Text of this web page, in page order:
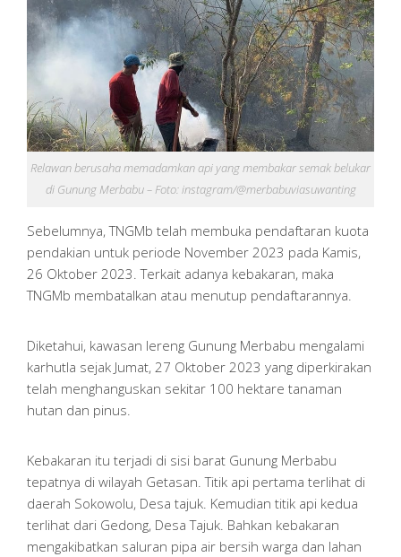
Relawan berusaha memadamkan api yang membakar semak belukar
di Gunung Merbabu – Foto: instagram/@merbabuviasuwanting
Sebelumnya, TNGMb telah membuka pendaftaran kuota
pendakian untuk periode November 2023 pada Kamis,
26 Oktober 2023. Terkait adanya kebakaran, maka
TNGMb membatalkan atau menutup pendaftarannya.
Diketahui, kawasan lereng Gunung Merbabu mengalami
karhutla sejak Jumat, 27 Oktober 2023 yang diperkirakan
telah menghanguskan sekitar 100 hektare tanaman
hutan dan pinus.
Kebakaran itu terjadi di sisi barat Gunung Merbabu
tepatnya di wilayah Getasan. Titik api pertama terlihat di
daerah Sokowolu, Desa tajuk. Kemudian titik api kedua
terlihat dari Gedong, Desa Tajuk. Bahkan kebakaran
mengakibatkan saluran pipa air bersih warga dan lahan